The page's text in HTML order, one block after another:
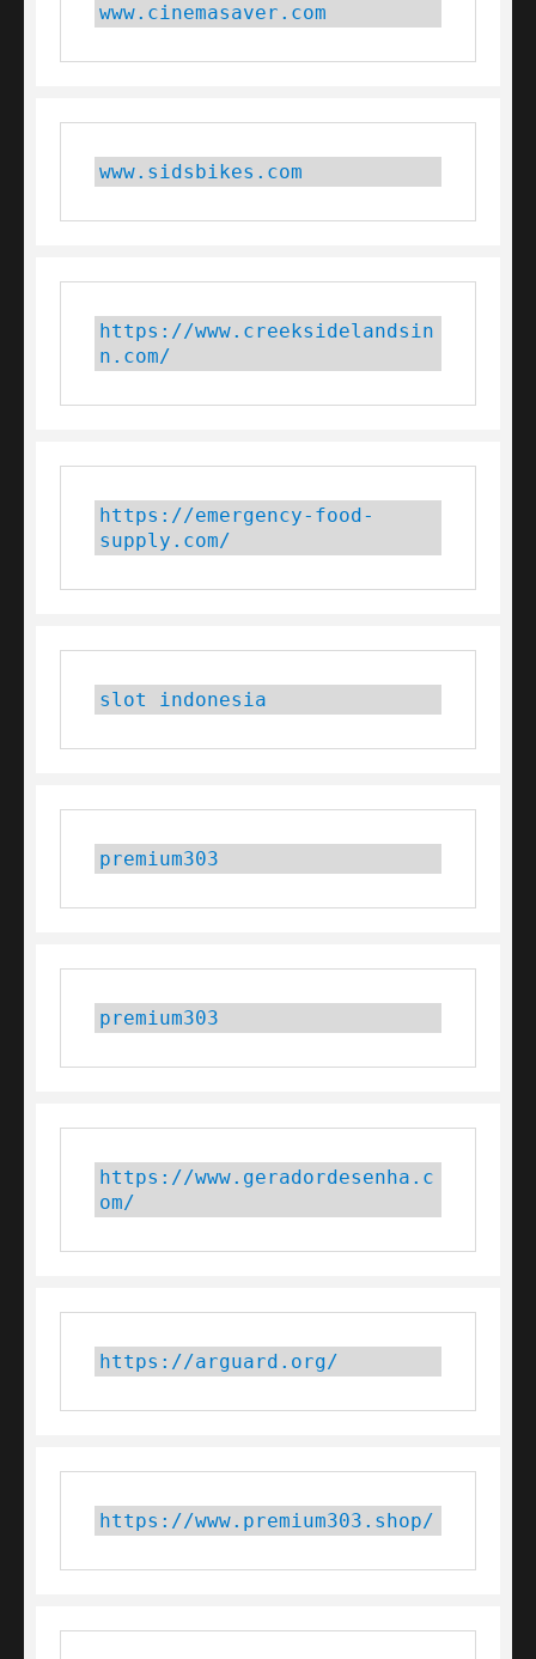
www.cinemasaver.com
www.sidsbikes.com
https://www.creeksidelandsin
n.com/
https://emergency-food-
supply.com/
slot indonesia
premium303
premium303
https://www.geradordesenha.c
om/
https://arguard.org/
https://www.premium303.shop/